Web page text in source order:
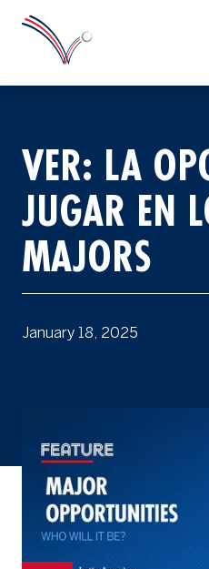
VER: LA
JUGAR EN
MAJORS
January 18, 2025